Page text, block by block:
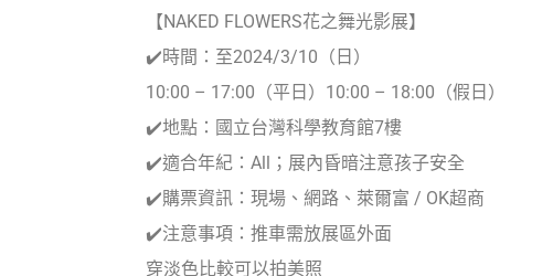
【NAKED FLOWERS花之舞光影展】
✔️時間：至2024/3/10（日）
10:00 – 17:00（平日）10:00 – 18:00（假日）
✔️地點：國立台灣科學教育館7樓
✔️適合年紀：All；展內昏暗注意孩子安全
✔️購票資訊：現場、網路、萊爾富 / OK超商
✔️注意事項：推車需放展區外面
穿淡色比較可以拍美照